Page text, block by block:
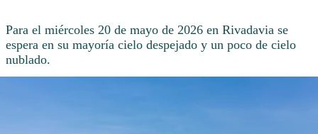
Para el miércoles 20 de mayo de 2026 en Rivadavia se
espera en su mayoría cielo despejado y un poco de cielo
nublado.